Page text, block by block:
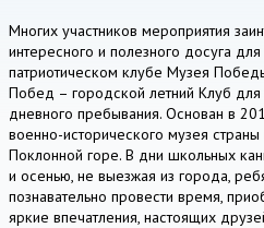
Многих участников мероприятия
интересного и полезного досуга
патриотическом клубе Музея
Побед – городской летний Клуб
дневного пребывания. Основан в
военно-исторического музея
Поклонной горе. В дни школьных
и осенью, не выезжая из города,
познавательно провести время,
яркие впечатления, настоящих